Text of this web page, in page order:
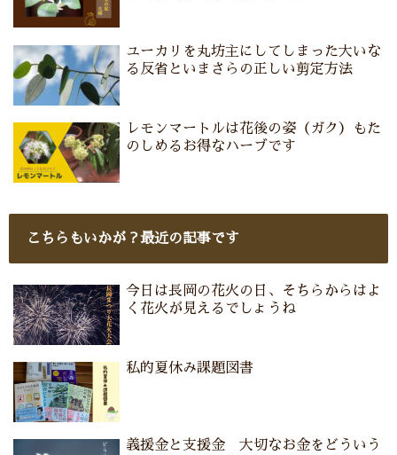
ユーカリを丸坊主にしてしまった大いな
る反省といまさらの正しい剪定方法
レモンマートルは花後の姿（ガク）もた
のしめるお得なハーブです
こちらもいかが？最近の記事です
今日は長岡の花火の日、そちらからはよ
く花火が見えるでしょうね
私的夏休み課題図書
義援金と支援金 大切なお金をどういう